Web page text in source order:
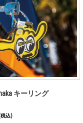
ルメット キーリング
)